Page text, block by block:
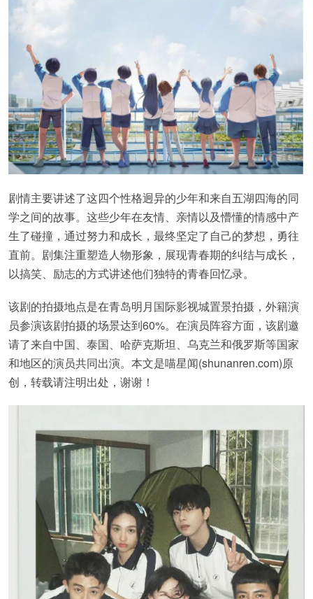
剧情主要讲述了这四个性格迥异的少年和来自五湖四海的同
学之间的故事。这些少年在友情、亲情以及懵懂的情感中产
生了碰撞，通过努力和成长，最终坚定了自己的梦想，勇往
直前。剧集注重塑造人物形象，展现青春期的纠结与成长，
以搞笑、励志的方式讲述他们独特的青春回忆录。
该剧的拍摄地点是在青岛明月国际影视城置景拍摄，外籍演
员参演该剧拍摄的场景达到60%。在演员阵容方面，该剧邀
请了来自中国、泰国、哈萨克斯坦、乌克兰和俄罗斯等国家
和地区的演员共同出演。本文是喵星闻(shunanren.com)原
创，转载请注明出处，谢谢！